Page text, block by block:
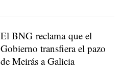
El BNG reclama que el
Gobierno transfiera el pazo
de Meirás a Galicia